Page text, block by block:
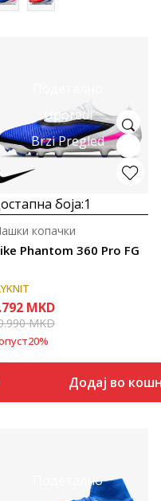
Uporedi
Brzi Pregled
боја:1
Phantom 360 Pro FG
копачки
MKD
MKD
20%
Додај во
Подетално